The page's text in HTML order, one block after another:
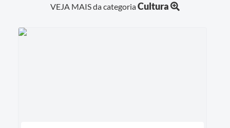
VEJA MAIS da categoriaCultura